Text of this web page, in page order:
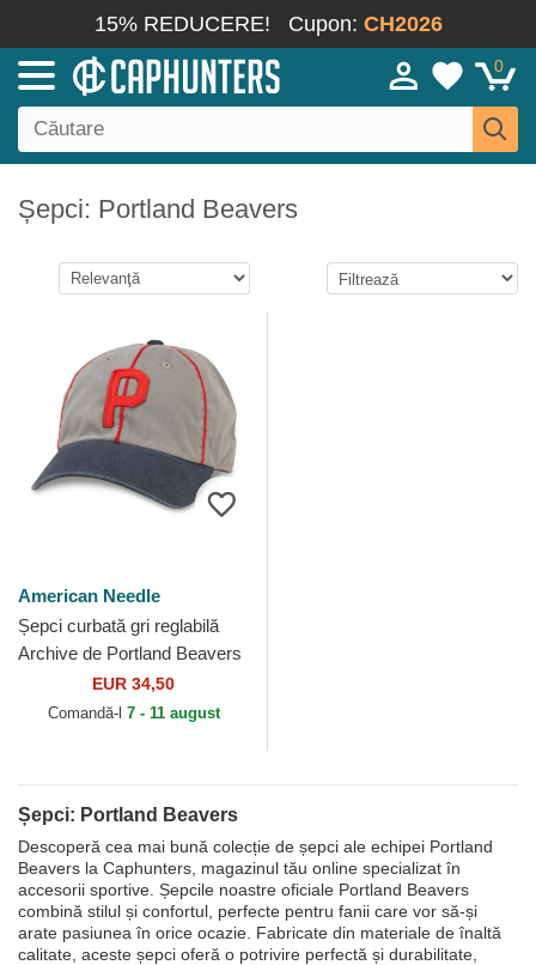
15% REDUCERE! Cupon: CH2026
0
Șepci: Portland Beavers
American Needle
Șepci curbată gri reglabilă
Archive de Portland Beavers
MiLB de American Needle
EUR 34,50
Comandă-l 7 - 11 august
Șepci: Portland Beavers
Descoperă cea mai bună colecție de șepci ale echipei Portland
Beavers la Caphunters, magazinul tău online specializat în
accesorii sportive. Șepcile noastre oficiale Portland Beavers
combină stilul și confortul, perfecte pentru fanii care vor să-și
arate pasiunea în orice ocazie. Fabricate din materiale de înaltă
calitate, aceste șepci oferă o potrivire perfectă și durabilitate,